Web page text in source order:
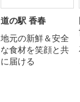
道の駅 香春
地元の新鮮＆安全
な食材を笑顔と共
に届ける